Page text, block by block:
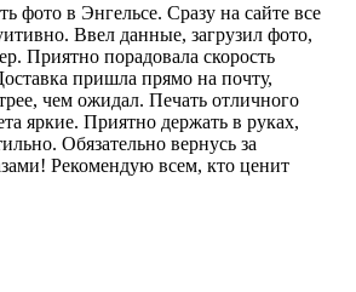
фото в Энгельсе. Сразу на сайте все
Ввел данные, загрузил фото,
Приятно порадовала скорость
пришла прямо на почту,
чем ожидал. Печать отличного
яркие. Приятно держать в руках,
Обязательно вернусь за
Рекомендую всем, кто ценит